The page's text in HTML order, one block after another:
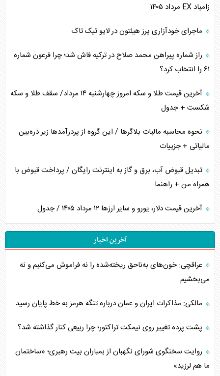
زامیاد EX مرداد ۱۴۰۵
ماجرای خودآزاری پرز هیلتون در لایو تیک تاک
راز شماره پیراهن محمد صلاح در ترکیه فاش شد؛ چرا فرعون شماره
۶۱ را انتخاب کرد؟
آخرین قیمت طلا و سکه امروز چهارشنبه ۱۴ مرداد/ سقف طلا و سکه
شکست + جدول
نحوه محاسبه مالیات بلاگر‌ها / این گروه از پردرآمد‌ها زیر ذره‌بین
مالیاتی + جزییات
تبدیل قبوض آب، برق و گاز به اینترنت رایگان / پرداخت قبوض با
همراه من + راهنما
آخرین قیمت دلار، یورو و سایر ارز‌ها ۱۲ مرداد ۱۴۰۵ / جدول
آخرین اخبار
عراقچی: خون‌های به‌ناحق ریخته‌شده را نه فراموش می‌کنیم و نه
می‌بخشیم
مالکی: مذاکرات ایران و عمان درباره تنگه هرمز به خط پایان رسید
پشت پرده تغییر روی نیمکت تراکتور؛ چرا ربیعی کنار گذاشته شد؟
روایت سخنگوی شورای نگهبان از بمباران بیت رهبری؛ «ساختمان
ما هم لرزید»